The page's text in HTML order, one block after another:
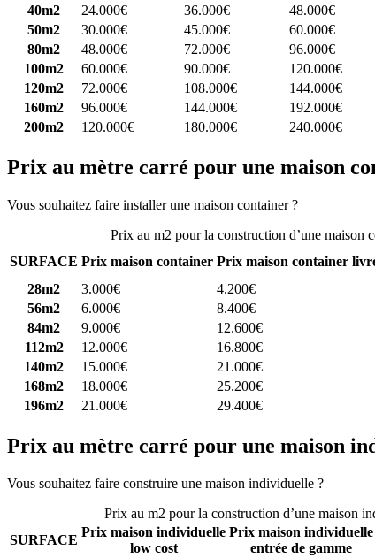
40m2
24.000€ 36.000€
48.000€
50m2
30.000€ 45.000€
60.000€
80m2
48.000€ 72.000€
96.000€
100m2
60.000€ 90.000€
120.000€
120m2
72.000€ 108.000€
144.000€
160m2
96.000€ 144.000€
192.000€
200m2
120.000€ 180.000€ 240.000€
Prix au mètre carré pour une maison
Vous souhaitez faire installer une maison container ?
Prix au m2 pour la construction d’une maison
SURFACE Prix maison container Prix maison container
28m2
3.000€ 4.200€
56m2
6.000€ 8.400€
84m2
9.000€ 12.600€
112m2
12.000€ 16.800€
140m2
15.000€ 21.000€
168m2
18.000€ 25.200€
196m2
21.000€ 29.400€
Prix au mètre carré pour une maison
Vous souhaitez faire construire une maison individuelle ?
Prix au m2 pour la construction d’une maison
SURFACE
Prix maison individuelle
low cost
Prix maison individuelle
entrée de gamme